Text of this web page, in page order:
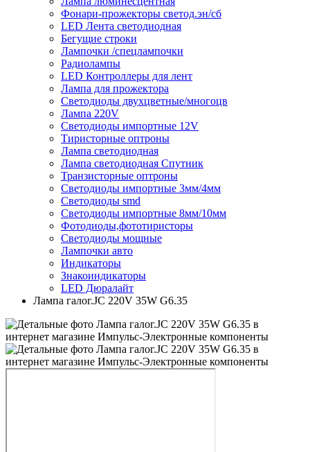
Фонари-прожекторы светод.эн/сб
LED Лента светодиодная
Бегущие строки
Лампочки /спецлампочки
Радиолампы
LED Контроллеры для лент
Лампа для прожектора
Светодиоды двухцветные/многоцв
Лампа 220V
Светодиоды импортные 12V
Тиристорные оптроны
Лампа светодиодная
Лампа светодиодная Спутник
Транзисторные оптроны
Светодиоды импортные 3мм/4мм
Светодиоды smd
Светодиоды импортные 8мм/10мм
Фотодиоды,фототиристоры
Светодиоды мощные
Лампочки авто
Индикаторы
Знакоиндикаторы
LED Дюралайт
Лампа галог.JC 220V 35W G6.35